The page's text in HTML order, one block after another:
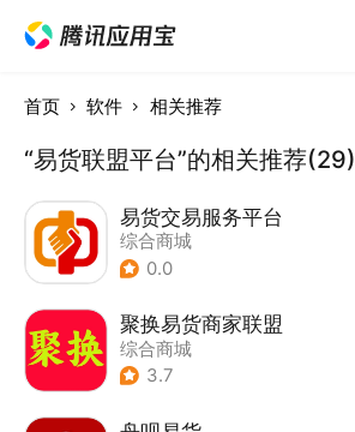
首页 软件 相关推荐
“易货联盟平台”的相关推荐(29)
易货交易服务平台
综合商城
0.0
聚换易货商家联盟
综合商城
3.7